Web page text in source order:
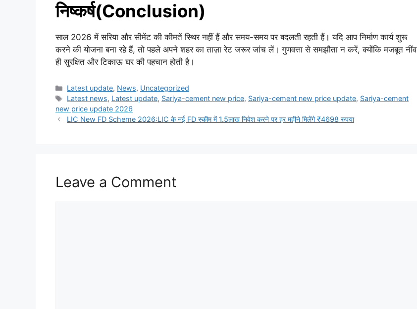
निष्कर्ष(Conclusion)
साल 2026 में सरिया और सीमेंट की कीमतें स्थिर नहीं हैं और समय-समय पर बदलती रहती हैं। यदि आप निर्माण कार्य शुरू
करने की योजना बना रहे हैं, तो पहले अपने शहर का ताज़ा रेट जरूर जांच लें। गुणवत्ता से समझौता न करें, क्योंकि मजबूत नींव
ही सुरक्षित और टिकाऊ घर की पहचान होती है।
Categories
Latest update, News, Uncategorized
Tags
Latest news, Latest update, Sariya-cement new price, Sariya-cement new price update, Sariya-cement
new price update 2026
LIC New FD Scheme 2026:LIC के नई FD स्कीम में 1.5लाख निवेश करने पर हर महीने मिलेंगे ₹4698 रुपया
Leave a Comment